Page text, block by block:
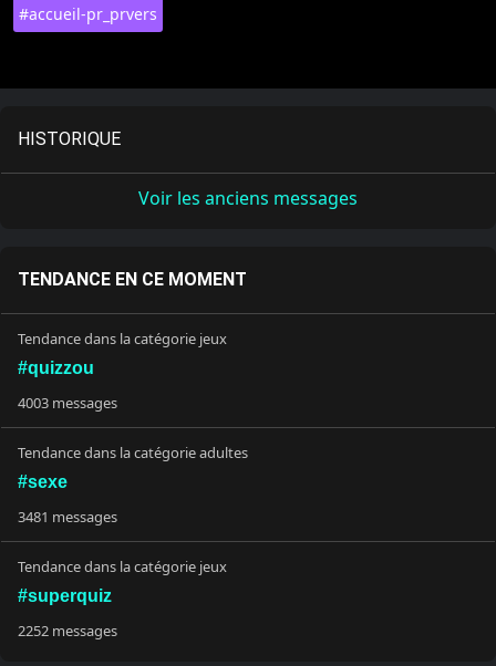
#accueil-pr_prvers
HISTORIQUE
Voir les anciens messages
TENDANCE EN CE MOMENT
Tendance dans la catégorie jeux
#quizzou
4003 messages
Tendance dans la catégorie adultes
#sexe
3481 messages
Tendance dans la catégorie jeux
#superquiz
2252 messages